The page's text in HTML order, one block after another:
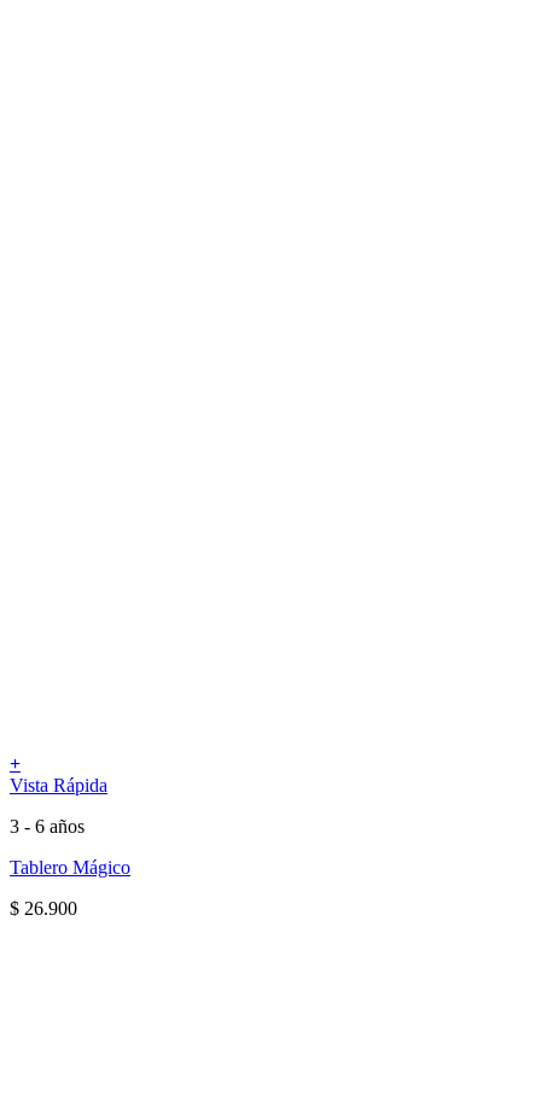
+
Vista Rápida
3 - 6 años
Tablero Mágico
$ 26.900